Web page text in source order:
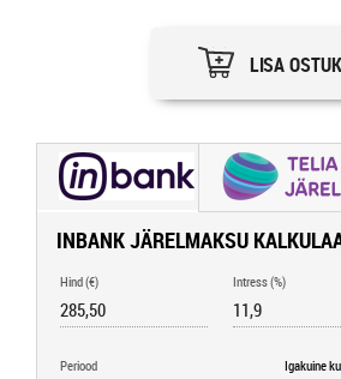
LISA
INBANK JÄRELMAKSU
Hind (€) Intress (%)
Periood Igakuine